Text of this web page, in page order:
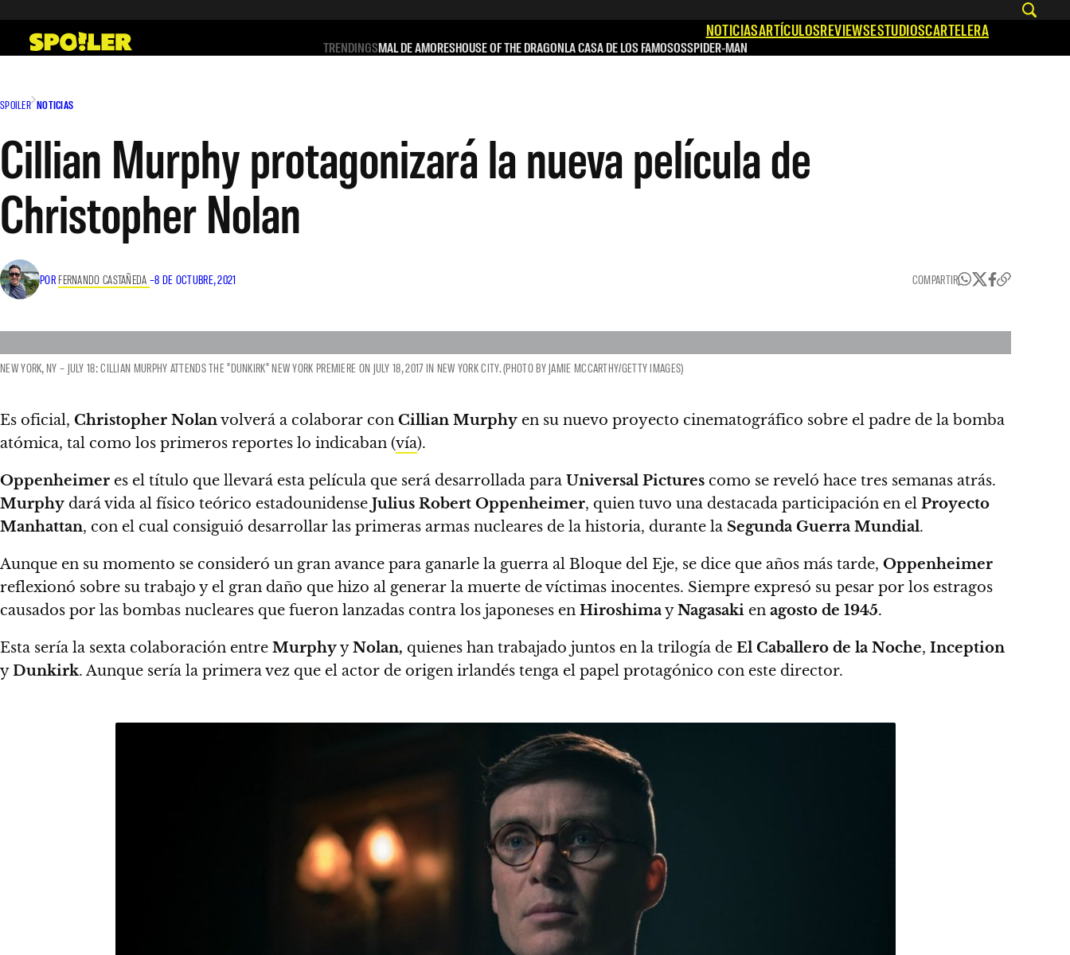
contenido
NOTICIASARTÍCULOSREVIEWSESTUDIOSCARTELERA
TRENDINGSMAL DE AMORESHOUSE OF THE DRAGONLA CASA DE LOS FAMOSOSSPIDER-MAN
SPOILER NOTICIAS
Cillian Murphy protagonizará la nueva película de
Christopher Nolan
POR FERNANDO CASTAÑEDA –8 DE OCTUBRE, 2021 COMPARTIR
NEW YORK, NY – JULY 18: CILLIAN MURPHY ATTENDS THE "DUNKIRK" NEW YORK PREMIERE ON JULY 18, 2017 IN NEW YORK CITY. (PHOTO BY JAMIE MCCARTHY/GETTY IMAGES)
Es oficial, Christopher Nolanvolverá a colaborar con Cillian Murphy en su nuevo proyecto cinematográfico sobre el padre de la bomba
atómica, tal como los primeros reportes lo indicaban (vía).
Oppenheimer es el título que llevará esta película que será desarrollada para Universal Pictures como se reveló hace tres semanas atrás.
Murphy dará vida al físico teórico estadounidense Julius Robert Oppenheimer​, quien tuvo una destacada participación en el Proyecto
Manhattan, con el cual consiguió desarrollar las primeras armas nucleares de la historia, durante la Segunda Guerra Mundial.
Aunque en su momento se consideró un gran avance para ganarle la guerra al Bloque del Eje, se dice que años más tarde, Oppenheimer
reflexionó sobre su trabajo y el gran daño que hizo al generar la muerte de víctimas inocentes. Siempre expresó su pesar por los estragos
causados por las bombas nucleares que fueron lanzadas contra los japoneses en HiroshimayNagasaki en agosto de 1945.
Esta sería la sexta colaboración entre MurphyyNolan, quienes han trabajado juntos en la trilogía de El Caballero de la Noche, Inception
yDunkirk. Aunque sería la primera vez que el actor de origen irlandés tenga el papel protagónico con este director.